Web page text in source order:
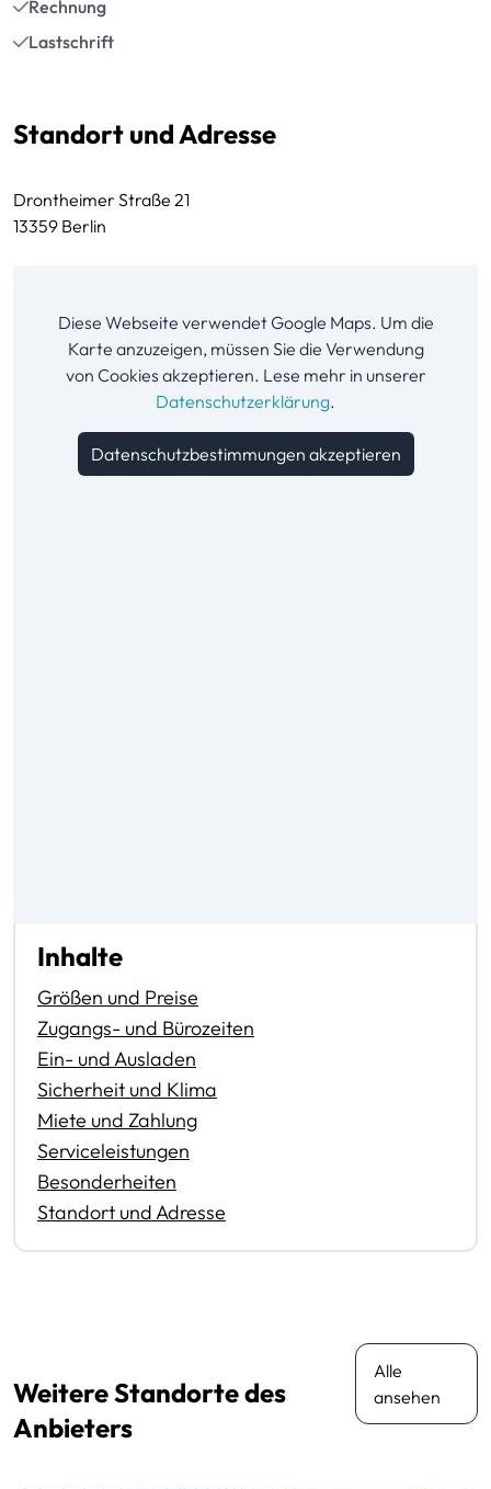
Rechnung
Lastschrift
Standort und Adresse
Drontheimer Straße 21
13359 Berlin
Diese Webseite verwendet Google Maps. Um die
Karte anzuzeigen, müssen Sie die Verwendung
von Cookies akzeptieren. Lese mehr in unserer
Datenschutzerklärung.
Datenschutzbestimmungen akzeptieren
Inhalte
Größen und Preise
Zugangs- und Bürozeiten
Ein- und Ausladen
Sicherheit und Klima
Miete und Zahlung
Serviceleistungen
Besonderheiten
Standort und Adresse
Weitere Standorte des
Anbieters
Alle
ansehen